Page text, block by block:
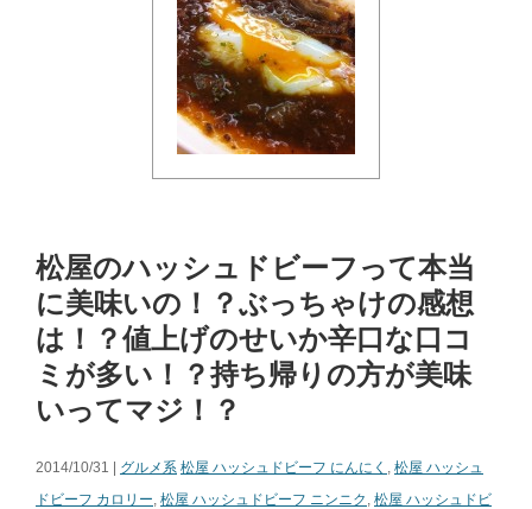
松屋のハッシュドビーフって本当
に美味いの！？ぶっちゃけの感想
は！？値上げのせいか辛口な口コ
ミが多い！？持ち帰りの方が美味
いってマジ！？
2014/10/31 | グルメ系 松屋 ハッシュドビーフ にんにく , 松屋 ハッシュ
ドビーフ カロリー, 松屋 ハッシュドビーフ ニンニク , 松屋 ハッシュドビ